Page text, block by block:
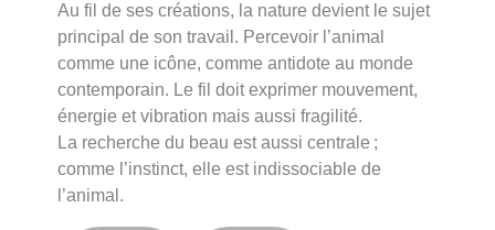
Au fil de ses créations, la nature devient le sujet
principal de son travail. Percevoir l’animal
comme une icône, comme antidote au monde
contemporain. Le fil doit exprimer mouvement,
énergie et vibration mais aussi fragilité.
La recherche du beau est aussi centrale ;
comme l’instinct, elle est indissociable de
l’animal.